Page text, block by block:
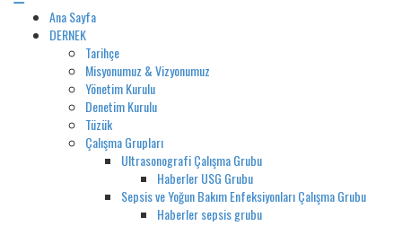
Ana Sayfa
DERNEK
Tarihçe
Misyonumuz & Vizyonumuz
Yönetim Kurulu
Denetim Kurulu
Tüzük
Çalışma Grupları
Ultrasonografi Çalışma Grubu
Haberler USG Grubu
Sepsis ve Yoğun Bakım Enfeksiyonları Çalışma Grubu
Haberler sepsis grubu